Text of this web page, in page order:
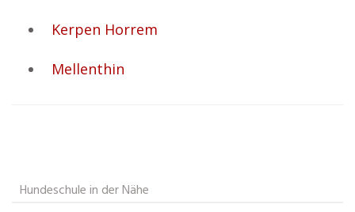
Kerpen Horrem
Mellenthin
Hundeschule in der Nähe